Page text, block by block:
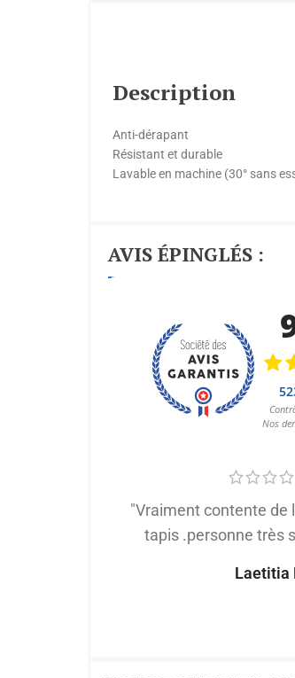
Description
Anti-dérapant
Résistant et durable
Lavable en machine (30° sans
AVIS ÉPINGLÉS :
"Vraiment contente de
tapis .personne très
Laetitia